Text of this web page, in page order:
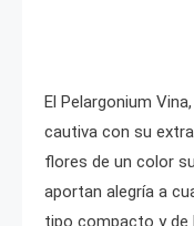
El Pelargonium
cautiva con su
flores de un color
aportan alegría a
tipo compacto y de